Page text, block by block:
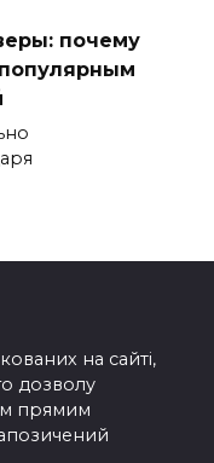
почему
на сайті,
дозволу
прямим